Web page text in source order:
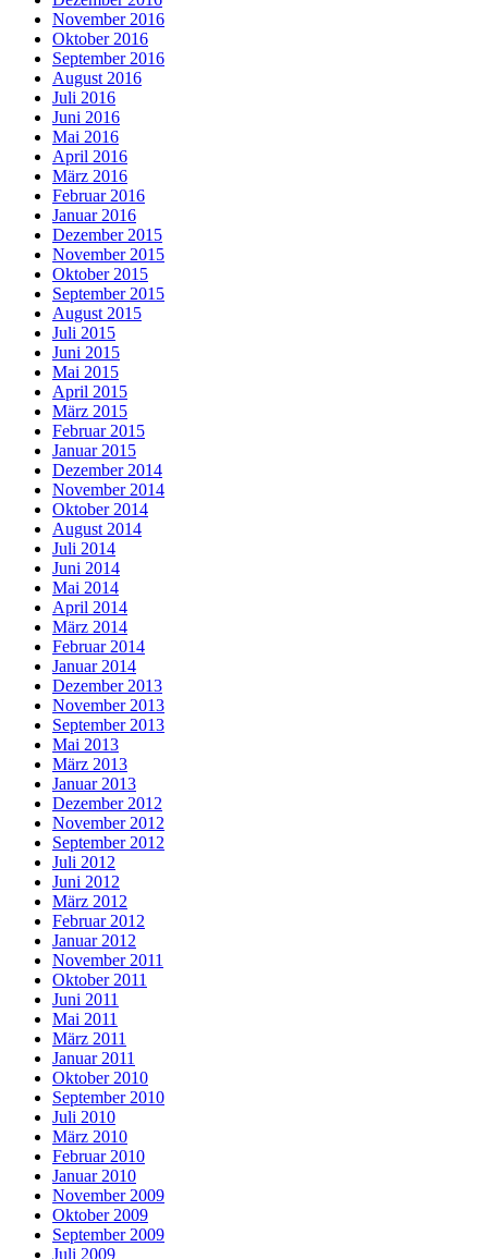
November 2016
Oktober 2016
September 2016
August 2016
Juli 2016
Juni 2016
Mai 2016
April 2016
März 2016
Februar 2016
Januar 2016
Dezember 2015
November 2015
Oktober 2015
September 2015
August 2015
Juli 2015
Juni 2015
Mai 2015
April 2015
März 2015
Februar 2015
Januar 2015
Dezember 2014
November 2014
Oktober 2014
August 2014
Juli 2014
Juni 2014
Mai 2014
April 2014
März 2014
Februar 2014
Januar 2014
Dezember 2013
November 2013
September 2013
Mai 2013
März 2013
Januar 2013
Dezember 2012
November 2012
September 2012
Juli 2012
Juni 2012
März 2012
Februar 2012
Januar 2012
November 2011
Oktober 2011
Juni 2011
Mai 2011
März 2011
Januar 2011
Oktober 2010
September 2010
Juli 2010
März 2010
Februar 2010
Januar 2010
November 2009
Oktober 2009
September 2009
Juli 2009